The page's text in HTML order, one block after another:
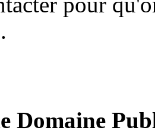
Domaine